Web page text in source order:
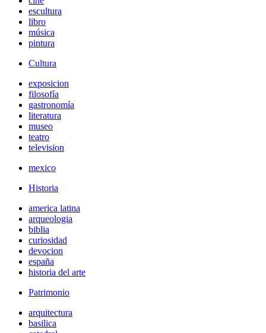
escultura
libro
música
pintura
Cultura
exposicion
filosofía
gastronomía
literatura
museo
teatro
television
mexico
Historia
america latina
arqueologia
biblia
curiosidad
devocion
españa
historia del arte
Patrimonio
arquitectura
basilica